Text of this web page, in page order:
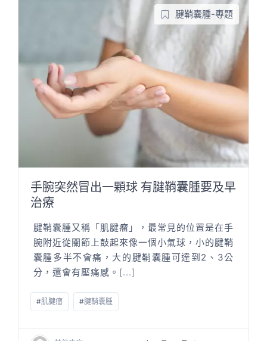
腱鞘囊腫-專題
手腕突然冒出一顆球 有腱鞘囊腫要及早
治療
腱鞘囊腫又稱「肌腱瘤」，最常見的位置是在手
腕附近從關節上鼔起來像一個小氣球，小的腱鞘
囊腫多半不會痛，大的腱鞘囊腫可達到2、3公
分，還會有壓痛感。 [...]
#肌腱瘤 #腱鞘囊腫